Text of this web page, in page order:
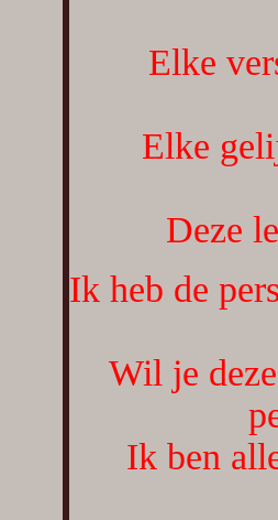
Elke
Elke
Deze
Ik heb de
Wil je
Ik ben